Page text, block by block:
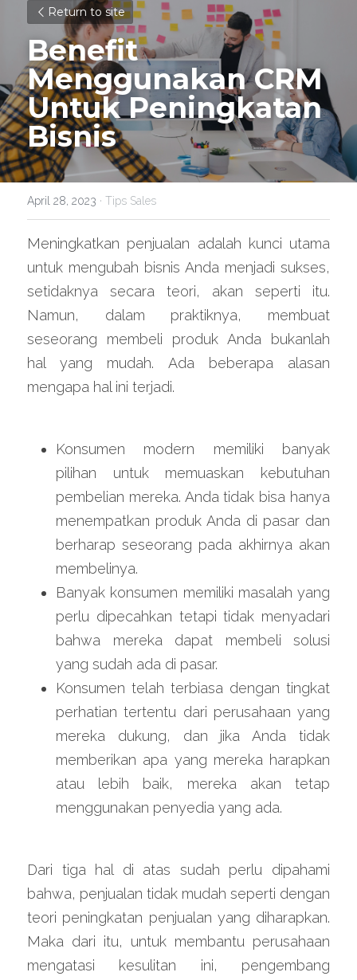
Return to site
Benefit
Menggunakan CRM
Untuk Peningkatan
Bisnis
April 28, 2023 · Tips Sales
Meningkatkan penjualan adalah kunci utama
untuk mengubah bisnis Anda menjadi sukses,
setidaknya secara teori, akan seperti itu.
Namun, dalam praktiknya, membuat
seseorang membeli produk Anda bukanlah
hal yang mudah. Ada beberapa alasan
mengapa hal ini terjadi.
Konsumen modern memiliki banyak
pilihan untuk memuaskan kebutuhan
pembelian mereka. Anda tidak bisa hanya
menempatkan produk Anda di pasar dan
berharap seseorang pada akhirnya akan
membelinya.
Banyak konsumen memiliki masalah yang
perlu dipecahkan tetapi tidak menyadari
bahwa mereka dapat membeli solusi
yang sudah ada di pasar.
Konsumen telah terbiasa dengan tingkat
perhatian tertentu dari perusahaan yang
mereka dukung, dan jika Anda tidak
memberikan apa yang mereka harapkan
atau lebih baik, mereka akan tetap
menggunakan penyedia yang ada.
Dari tiga hal di atas sudah perlu dipahami
bahwa, penjualan tidak mudah seperti dengan
teori peningkatan penjualan yang diharapkan.
Maka dari itu, untuk membantu perusahaan
mengatasi kesulitan ini, pengembang